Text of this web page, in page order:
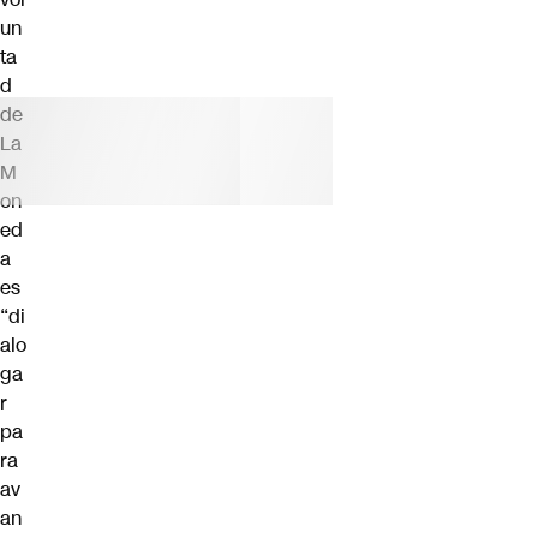
un
ta
d
de
La
M
on
ed
a
es
“di
alo
ga
r
pa
ra
av
an